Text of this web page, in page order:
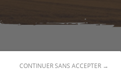
CONTINUER SANS ACCEPTER →